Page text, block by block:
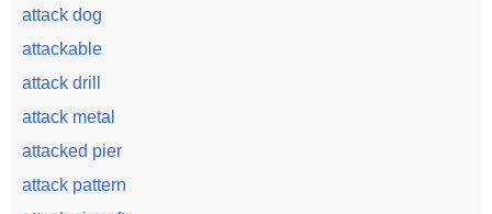
attack dog
attackable
attack drill
attack metal
attacked pier
attack pattern